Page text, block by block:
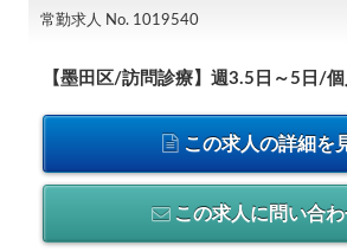
常勤求人 No. 1019540
【墨田区/訪問診療】週3.5日～5日/
この求人の詳細を
この求人に問い合